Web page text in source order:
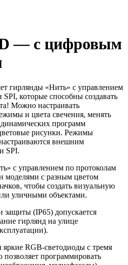
— с цифровым
гирлянды «Нить» с управлением
которые способны создавать
Можно настраивать
и цвета свечения, менять
динамических программ
рисунки. Режимы
внешним
SPI.
с управлением по протоколам
моделями с разным цветом
чтобы создать визуальную
уличными объектами.
защиты (IP65) допускается
гирлянд на улице
RGB-светодиоды с тремя
позволяет программировать